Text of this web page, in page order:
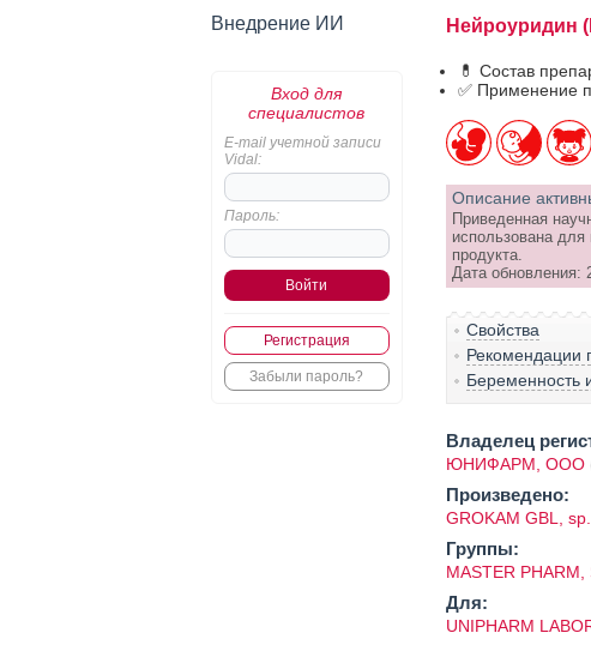
Внедрение ИИ
Вход для
специалистов
E-mail учетной записи
Vidal:
Пароль:
Регистрация
Забыли пароль?
Нейроуридин
💊 Состав
✅ Применение
Описание
Приведенная
использована для
продукта.
Дата обновления:
Свойства
Рекомендации
Беременность
Владелец
ЮНИФАРМ, ООО
Произведено:
GROKAM GBL,
Группы:
MASTER PHARM,
Для:
UNIPHARM